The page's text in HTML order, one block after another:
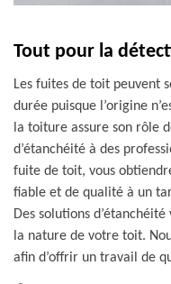
Tout pour la
Les fuites de toit peuvent
durée puisque l’origine
la toiture assure son rôle
d’étanchéité à des
fuite de toit, vous
fiable et de qualité à un
Des solutions
la nature de votre toit.
afin d’offrir un travail de